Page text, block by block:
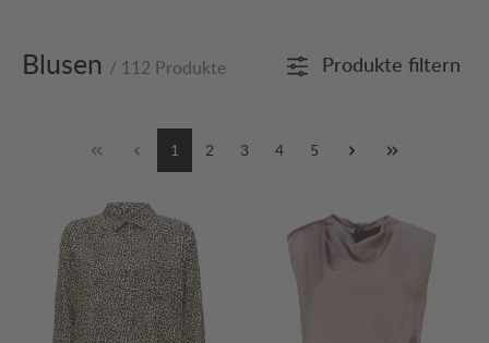
Blusen / 112 Produkte Produkte filtern
1 2 3 4 5